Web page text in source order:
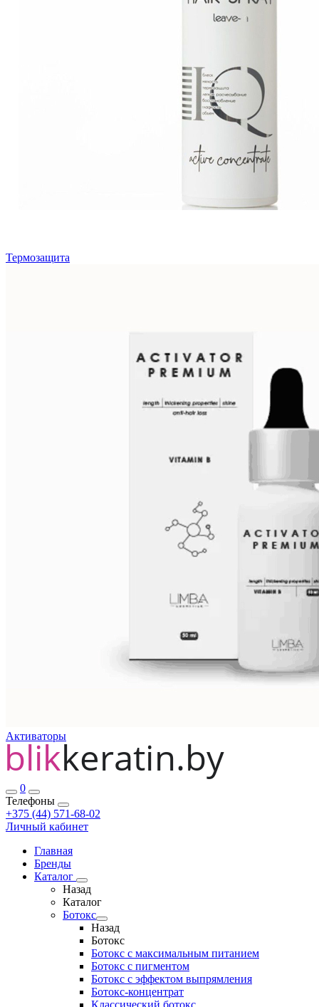
Термозащита
Активаторы
0
Телефоны
+375 (44) 571-68-02
Личный кабинет
Главная
Бренды
Каталог
Назад
Каталог
Ботокс
Назад
Ботокс
Ботокс с максимальным питанием
Ботокс с пигментом
Ботокс с эффектом выпрямления
Ботокс-концентрат
Классический ботокс